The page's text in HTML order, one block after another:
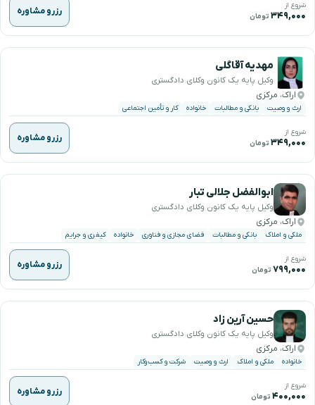
شروع از
۳۴۹,۰۰۰ تومان رزرو مشاوره
مهدیه آقاگلی
وکیل پایه یک کانون وکلای دادگستری
اراک، مرکزی
ارث و وصیت بانکی و مطالبات خانواده کار و تأمین اجتماعی
شروع از
۳۴۹,۰۰۰ تومان رزرو مشاوره
ابوالفضل جلالی تبار
وکیل پایه یک کانون وکلای دادگستری
اراک، مرکزی
ملکی و املاک بانکی و مطالبات فضای مجازی و فناوری خانواده کیفری و جرایم
شروع از
۷۹۹,۰۰۰ تومان رزرو مشاوره
حسین آرین زاد
وکیل پایه یک کانون وکلای دادگستری
اراک، مرکزی
خانواده ملکی و املاک ارث و وصیت شرکت و کسب‌وکار
شروع از
۴۰۰,۰۰۰ تومان رزرو مشاوره